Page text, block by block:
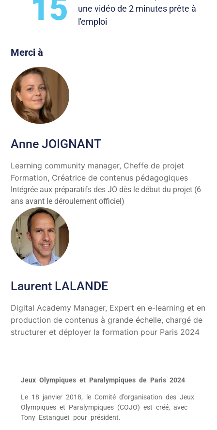
15
une vidéo de 2 minutes prête à
l'emploi
Merci à
Anne JOIGNANT
Learning community manager, Cheffe de projet
Formation, Créatrice de contenus pédagogiques
Intégrée aux préparatifs des JO dès le début du projet (6
ans avant le déroulement officiel)
Laurent LALANDE
Digital Academy Manager, Expert en e-learning et en
production de contenus à grande échelle, chargé de
structurer et déployer la formation pour Paris 2024
Jeux Olympiques et Paralympiques de Paris 2024
Le 18 janvier 2018, le Comité d’organisation des Jeux
Olympiques et Paralympiques (COJO) est créé, avec
Tony Estanguet pour président.